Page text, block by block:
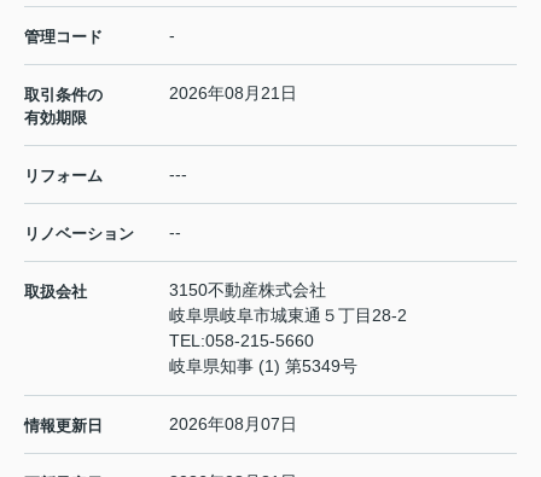
管理コード -
取引条件の
有効期限
2026年08月21日
リフォーム ---
リノベーション --
取扱会社
3150不動産株式会社
岐阜県岐阜市城東通５丁目28-2
TEL:058-215-5660
岐阜県知事 (1) 第5349号
情報更新日 2026年08月07日